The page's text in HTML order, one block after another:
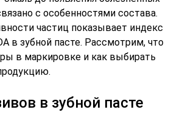
с особенностями состава.
частиц показывает индекс
в зубной пасте. Рассмотрим, что
в маркировке и как выбирать
в зубной пасте